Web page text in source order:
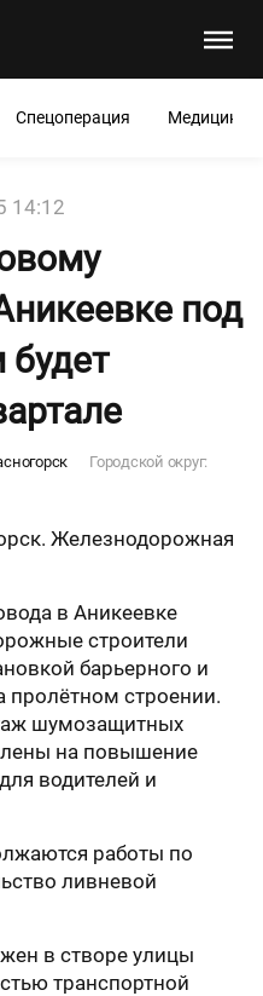
Спецоперация Медицина
14:12
под
будет
Городской округ:
Железнодорожная
в Аникеевке
строители
барьерного и
пролётном строении.
шумозащитных
на повышение
водителей и
работы по
ливневой
в створе улицы
транспортной